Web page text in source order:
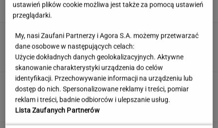
Jeden wakacyjny nawyk może mieć
nieprzyjemne konsekwencje. Też tak robisz?
MATERIAŁ PROMOCYJNY
Uruchomili "Tindera dla
medyków". Szybko zgłosili się też adwokaci
SUBSKRYPCJA
ustawień plików cookie możliwa jest także za pomocą ustawień
przeglądarki.
My, nasi Zaufani Partnerzy i Agora S.A. możemy przetwarzać
dane osobowe w następujących celach:
Użycie dokładnych danych geolokalizacyjnych. Aktywne
skanowanie charakterystyki urządzenia do celów
identyfikacji. Przechowywanie informacji na urządzeniu lub
dostęp do nich. Spersonalizowane reklamy i treści, pomiar
reklam i treści, badnie odbiorców i ulepszanie usług.
Lista Zaufanych Partnerów